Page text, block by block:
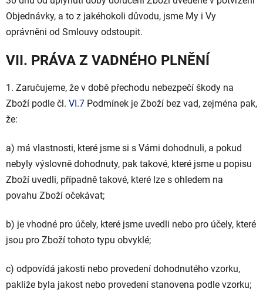
Objednávky, a to z jakéhokoli důvodu, jsme My i Vy
oprávněni od Smlouvy odstoupit.
VII. PRÁVA Z VADNÉHO PLNĚNÍ
1. Zaručujeme, že v době přechodu nebezpečí škody na
Zboží podle čl. VI.7 Podmínek je Zboží bez vad, zejména pak,
že:
a) má vlastnosti, které jsme si s Vámi dohodnuli, a pokud
nebyly výslovně dohodnuty, pak takové, které jsme u popisu
Zboží uvedli, případně takové, které lze s ohledem na
povahu Zboží očekávat;
b) je vhodné pro účely, které jsme uvedli nebo pro účely, které
jsou pro Zboží tohoto typu obvyklé;
c) odpovídá jakosti nebo provedení dohodnutého vzorku,
pakliže byla jakost nebo provedení stanovena podle vzorku;